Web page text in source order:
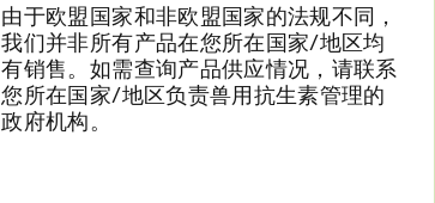
由于欧盟国家和非欧盟国家的法规不同，
我们并非所有产品在您所在国家/地区均
有销售。如需查询产品供应情况，请联系
您所在国家/地区负责兽用抗生素管理的
政府机构。